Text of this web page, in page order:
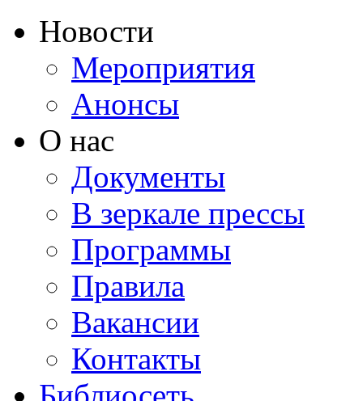
Новости
Мероприятия
Анонсы
О нас
Документы
В зеркале прессы
Программы
Правила
Вакансии
Контакты